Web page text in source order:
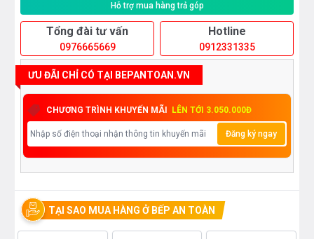
Hỗ trợ mua hàng trả góp
Tổng đài tư vấn
0976665669
Hotline
0912331335
ƯU ĐÃI CHỈ CÓ TẠI BEPANTOAN.VN
CHƯƠNG TRÌNH KHUYẾN MÃI LÊN TỚI 3.050.000Đ
Đăng ký ngay
TẠI SAO MUA HÀNG Ở BẾP AN TOÀN